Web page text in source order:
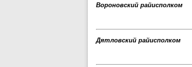
Вороновский райисполком
Дятловский райисполком